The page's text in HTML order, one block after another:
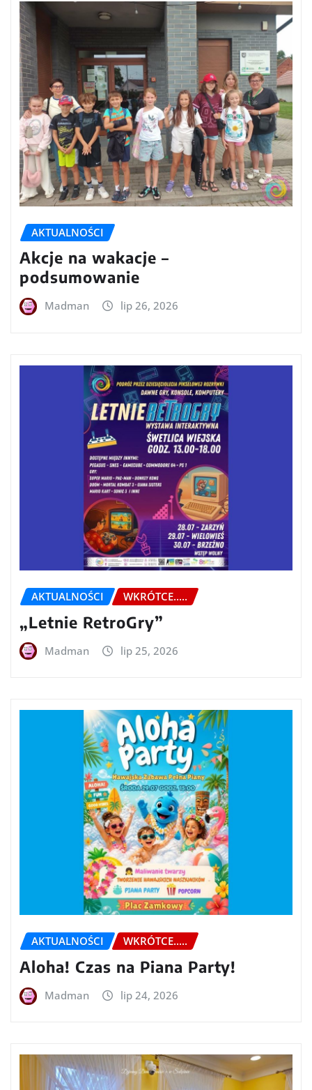
AKTUALNOŚCI
Akcje na wakacje –
podsumowanie
Madman lip 26, 2026
AKTUALNOŚCI WKRÓTCE.....
„Letnie RetroGry”
Madman lip 25, 2026
AKTUALNOŚCI WKRÓTCE.....
Aloha! Czas na Piana Party!
Madman lip 24, 2026